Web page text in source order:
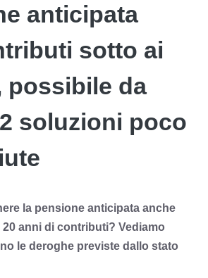
anticipata
sotto ai
possibile da
soluzioni poco
la pensione anticipata anche
anni di contributi? Vediamo
le deroghe previste dallo stato